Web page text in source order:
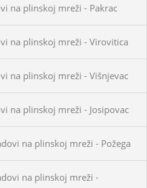
na plinskoj mreži - Pakrac
na plinskoj mreži - Virovitica
na plinskoj mreži - Višnjevac
na plinskoj mreži - Josipovac
na plinskoj mreži - Požega
na plinskoj mreži -